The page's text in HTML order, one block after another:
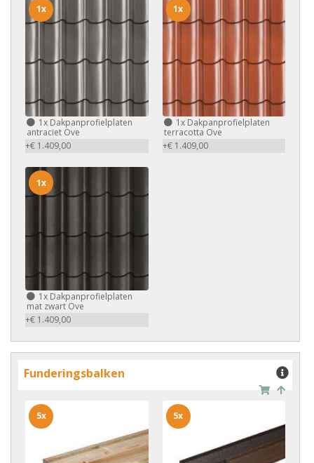
1x Dakpanprofielplaten
antraciet Ove
+€ 1.409,00
1x
1xDakpanprofielplaten
terracotta Ove
+€ 1.409,00
1x
1x Dakpanprofielplaten
mat zwart Ove
+€ 1.409,00
1x
Funderingsbalken
5x 5x